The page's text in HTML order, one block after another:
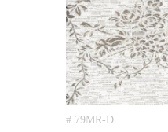
# 79MR-D